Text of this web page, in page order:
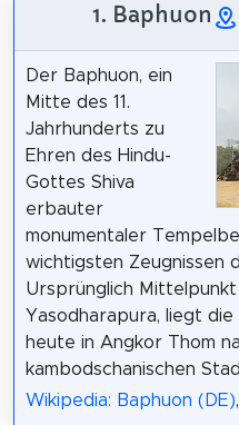
1. Baphuon
Der Baphuon, ein
Mitte des 11.
Jahrhunderts zu
Ehren des Hindu-
Gottes Shiva
erbauter
monumentaler
wichtigsten Zeugnissen
Ursprünglich
Yasodharapura, liegt
heute in Angkor Thom
kambodschanischen
Wikipedia: Baphuon (DE),